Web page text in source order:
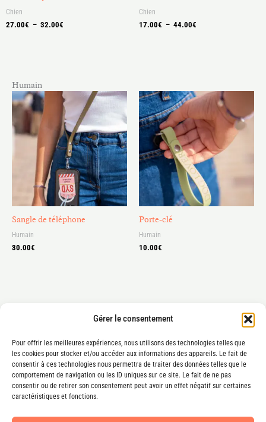
Gérer le consentement
Pour offrir les meilleures expériences, nous utilisons des technologies telles que
les cookies pour stocker et/ou accéder aux informations des appareils. Le fait de
consentir à ces technologies nous permettra de traiter des données telles que le
comportement de navigation ou les ID uniques sur ce site. Le fait de ne pas
consentir ou de retirer son consentement peut avoir un effet négatif sur certaines
caractéristiques et fonctions.
Chien
27.00€ – 32.00€
Chien
17.00€ – 44.00€
Humain
Sangle de téléphone
Humain
30.00€
Porte-clé
Humain
10.00€
Mentions légales
Conditions générales de vente